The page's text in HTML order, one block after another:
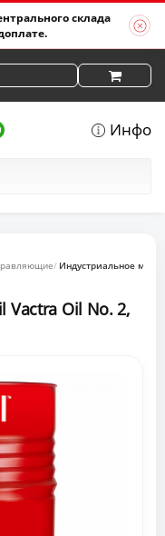
склада
Инфо
Индустриальное
Vactra Oil No. 2,